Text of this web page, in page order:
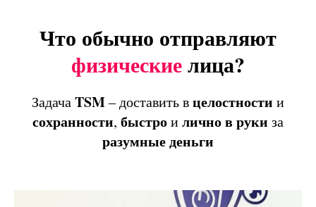
Что обычно отправляют
физическиелица?
ЗадачаTSM– доставить вцелостности и
сохранности, быстроиличновруки за
разумныеденьги